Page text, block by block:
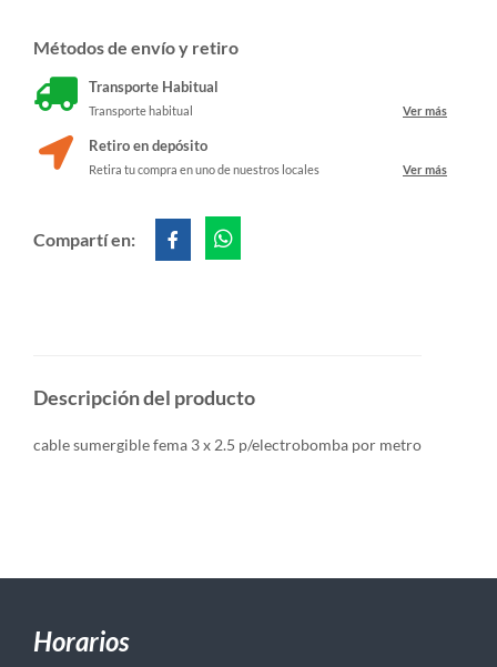
Métodos de envío y retiro
Transporte Habitual
Transporte habitual Ver más
Retiro en depósito
Retira tu compra en uno de nuestros locales Ver más
Compartí en:
Descripción del producto
cable sumergible fema 3 x 2.5 p/electrobomba por metro
Horarios